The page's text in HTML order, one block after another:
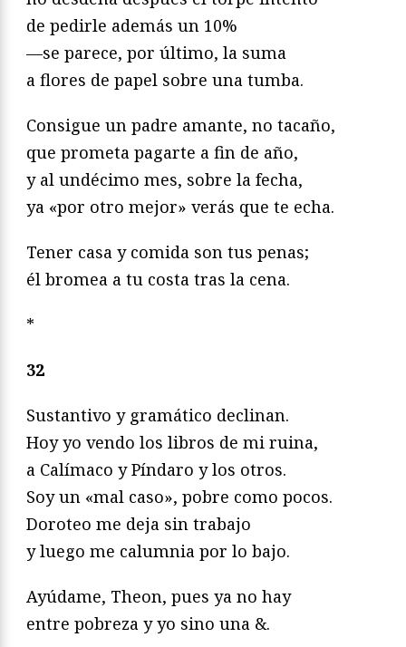
de pedirle además un 10%
—se parece, por último, la suma
a flores de papel sobre una tumba.
Consigue un padre amante, no tacaño,
que prometa pagarte a fin de año,
y al undécimo mes, sobre la fecha,
ya «por otro mejor» verás que te echa.
Tener casa y comida son tus penas;
él bromea a tu costa tras la cena.
*
32
Sustantivo y gramático declinan.
Hoy yo vendo los libros de mi ruina,
a Calímaco y Píndaro y los otros.
Soy un «mal caso», pobre como pocos.
Doroteo me deja sin trabajo
y luego me calumnia por lo bajo.
Ayúdame, Theon, pues ya no hay
entre pobreza y yo sino una &.